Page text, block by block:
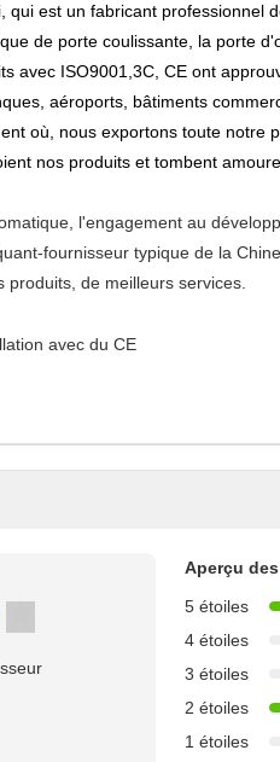
est un fabricant professionnel
de porte coulissante, la porte
avec ISO9001,3C, CE ont
aéroports, bâtiments
où, nous exportons toute
nos produits et tombent
l'engagement au
fournisseur typique de la Chine.
de meilleurs services.
Aperçu
5 étoiles
4 étoiles
3 étoiles
2 étoiles
1 étoiles